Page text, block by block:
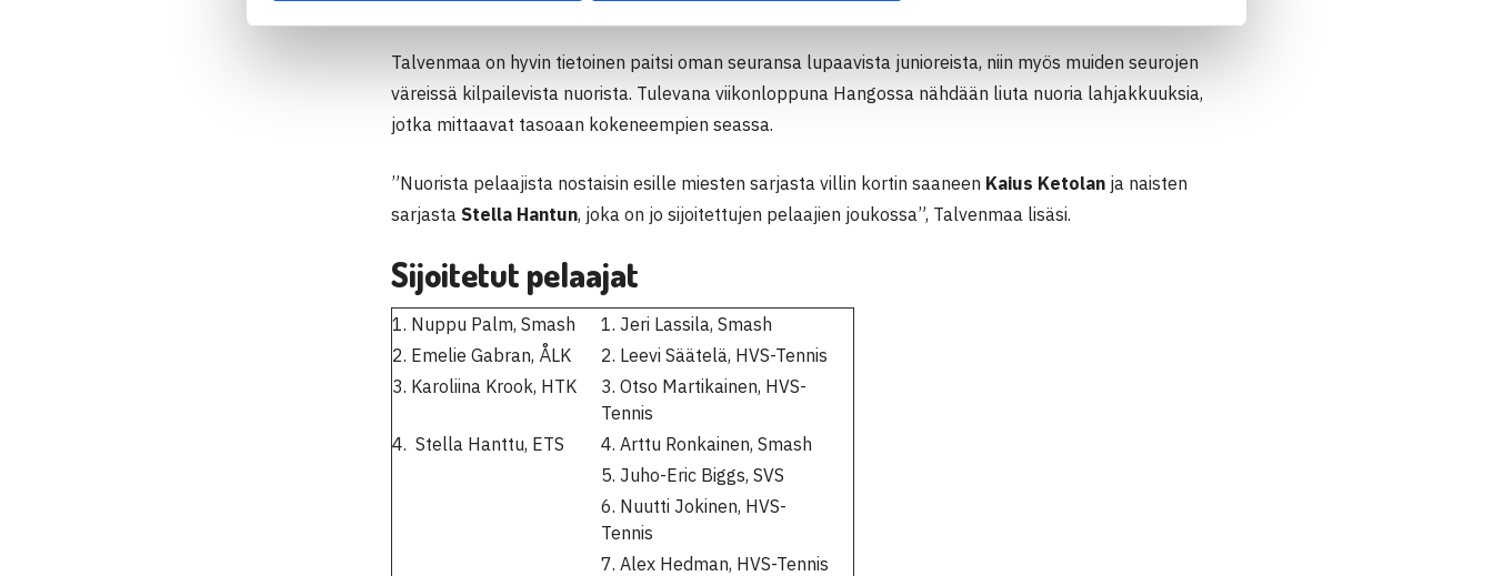
Talvenmaa on hyvin tietoinen paitsi oman seuransa lupaavista junioreista, niin myös muiden seurojen
väreissä kilpailevista nuorista. Tulevana viikonloppuna Hangossa nähdään liuta nuoria lahjakkuuksia,
jotka mittaavat tasoaan kokeneempien seassa.
”Nuorista pelaajista nostaisin esille miesten sarjasta villin kortin saaneen Kaius Ketolan ja naisten
sarjasta Stella Hantun, joka on jo sijoitettujen pelaajien joukossa”, Talvenmaa lisäsi.
Sijoitetut pelaajat
1. Nuppu Palm, Smash
1. Jeri Lassila, Smash
2. Emelie Gabran, ÅLK
2. Leevi Säätelä, HVS-Tennis
3. Karoliina Krook, HTK
3. Otso Martikainen, HVS-
Tennis
4. Stella Hanttu, ETS
4. Arttu Ronkainen, Smash
5. Juho-Eric Biggs, SVS
6. Nuutti Jokinen, HVS-
Tennis
7. Alex Hedman, HVS-Tennis